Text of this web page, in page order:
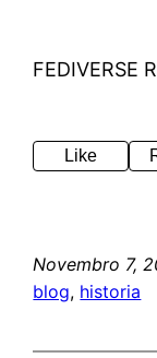
FEDIVERSE
Like
Novembro 7,
blog, historia